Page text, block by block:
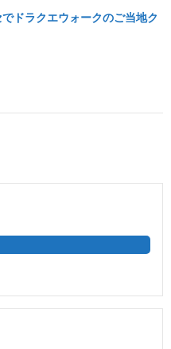
でドラクエウォークのご当地ク